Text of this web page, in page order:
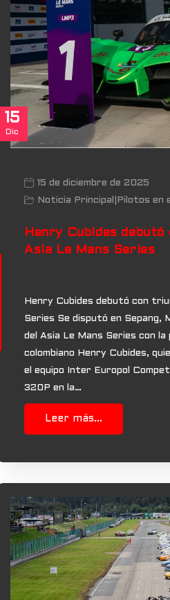
15
Dic
15 de diciembre de 2025
Noticia Principal
Pilotos en
Henry Cubides
Asia Le Mans Series
Henry Cubides debutó con
Series Se disputó en Sepang,
del Asia Le Mans Series con
colombiano Henry Cubides,
el equipo Inter Europol
320P en la…
Leer más...